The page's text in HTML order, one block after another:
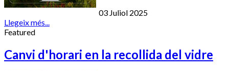
03 Juliol 2025
Llegeix més...
Featured
Canvi d'horari en la recollida del vidre